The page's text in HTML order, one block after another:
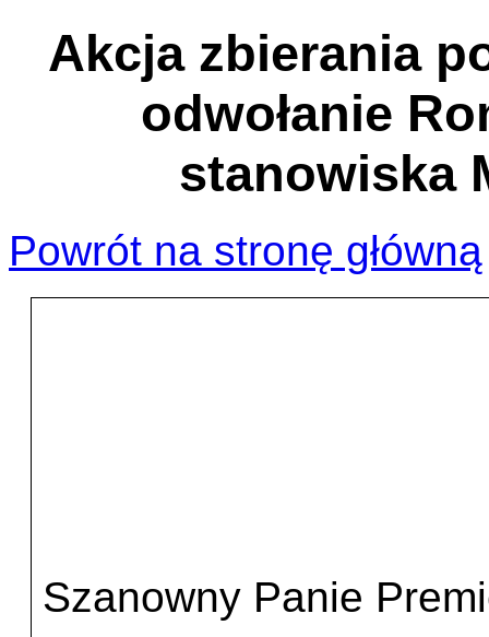
Akcja zbierania
odwołanie
stanowiska
Powrót na stronę główną
Szanowny Panie